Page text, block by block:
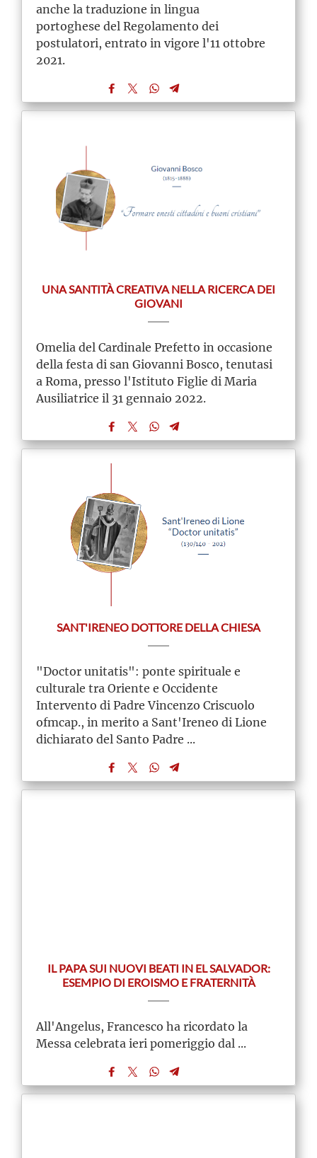
anche la traduzione in lingua
portoghese del Regolamento dei
postulatori, entrato in vigore l'11 ottobre
2021.
UNA SANTITÀ CREATIVA NELLA RICERCA DEI
GIOVANI
Omelia del Cardinale Prefetto in occasione
della festa di san Giovanni Bosco, tenutasi
a Roma, presso l'Istituto Figlie di Maria
Ausiliatrice il 31 gennaio 2022.
SANT'IRENEO DOTTORE DELLA CHIESA
"Doctor unitatis": ponte spirituale e
culturale tra Oriente e Occidente
Intervento di Padre Vincenzo Criscuolo
ofmcap., in merito a Sant'Ireneo di Lione
dichiarato del Santo Padre ...
IL PAPA SUI NUOVI BEATI IN EL SALVADOR:
ESEMPIO DI EROISMO E FRATERNITÀ
All'Angelus, Francesco ha ricordato la
Messa celebrata ieri pomeriggio dal ...